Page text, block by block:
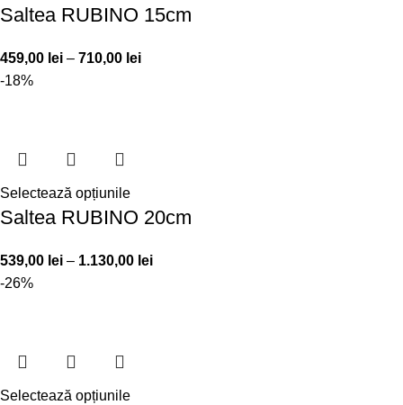
Saltea RUBINO 15cm
459,00 lei – 710,00 lei
-18%
Selectează opțiunile
Saltea RUBINO 20cm
539,00 lei – 1.130,00 lei
-26%
Selectează opțiunile